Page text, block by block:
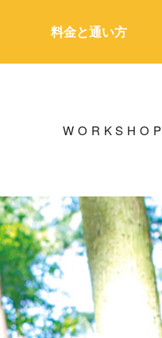
料金と通い方
WORKSHOP